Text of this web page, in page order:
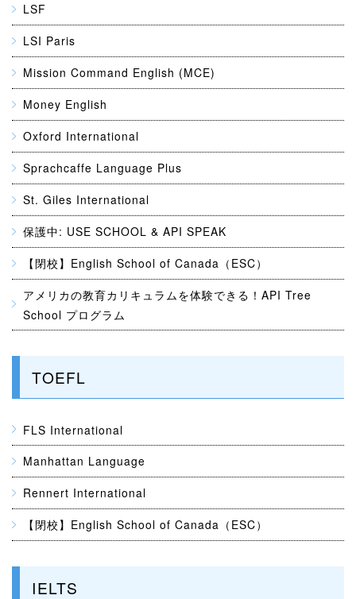
LSF
LSI Paris
Mission Command English (MCE)
Money English
Oxford International
Sprachcaffe Language Plus
St. Giles International
保護中: USE SCHOOL & API SPEAK
【閉校】English School of Canada（ESC）
アメリカの教育カリキュラムを体験できる！API Tree
School プログラム
TOEFL
FLS International
Manhattan Language
Rennert International
【閉校】English School of Canada（ESC）
IELTS